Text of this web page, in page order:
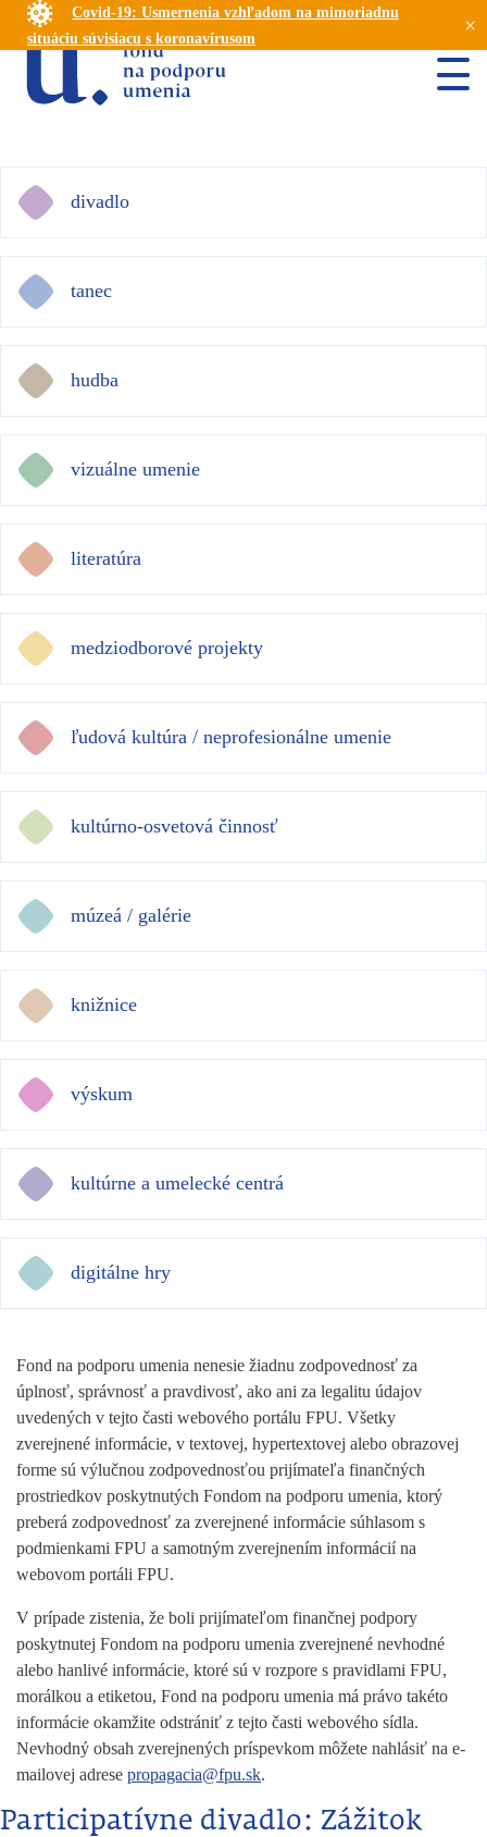
Covid-19: Usmernenia vzhľadom na mimoriadnu
situáciu súvisiacu s koronavírusom
×
divadlo
tanec
hudba
vizuálne umenie
literatúra
medziodborové projekty
ľudová kultúra / neprofesionálne umenie
kultúrno-osvetová činnosť
múzeá / galérie
knižnice
výskum
kultúrne a umelecké centrá
digitálne hry
Fond na podporu umenia nenesie žiadnu zodpovednosť za
úplnosť, správnosť a pravdivosť, ako ani za legalitu údajov
uvedených v tejto časti webového portálu FPU. Všetky
zverejnené informácie, v textovej, hypertextovej alebo obrazovej
forme sú výlučnou zodpovednosťou prijímateľa finančných
prostriedkov poskytnutých Fondom na podporu umenia, ktorý
preberá zodpovednosť za zverejnené informácie súhlasom s
podmienkami FPU a samotným zverejnením informácií na
webovom portáli FPU.
V prípade zistenia, že boli prijímateľom finančnej podpory
poskytnutej Fondom na podporu umenia zverejnené nevhodné
alebo hanlivé informácie, ktoré sú v rozpore s pravidlami FPU,
morálkou a etiketou, Fond na podporu umenia má právo takéto
informácie okamžite odstrániť z tejto časti webového sídla.
Nevhodný obsah zverejnených príspevkom môžete nahlásiť na e-
mailovej adrese propagacia@fpu.sk.
Participatívne divadlo: Zážitok